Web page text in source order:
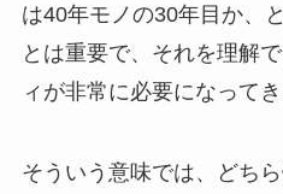
は40年モノの30年目か、
とは重要で、それを理解
ィが非常に必要になってき
そういう意味では、どち